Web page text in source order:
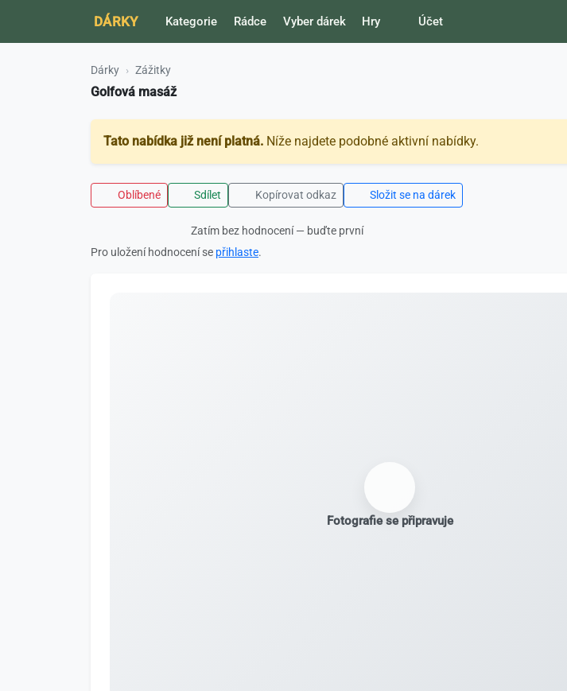
DÁRKY Kategorie Rádce Vyber dárek Hry Účet
Dárky Zážitky
Golfová masáž
Tato nabídka již není platná. Níže najdete podobné aktivní nabídky.
Oblíbené Sdílet Kopírovat odkaz Složit se na dárek
Zatím bez hodnocení — buďte první
Pro uložení hodnocení se přihlaste.
Fotografie se připravuje